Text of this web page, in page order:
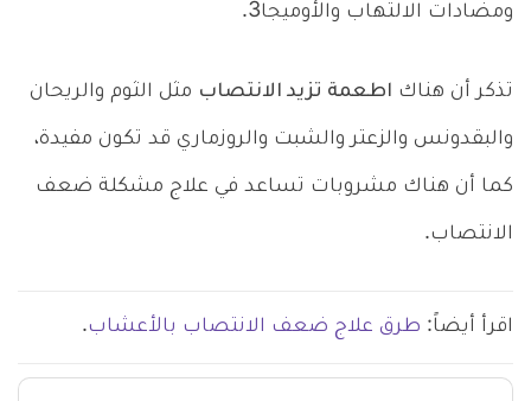
ومضادات الالتهاب والأوميجا3.
تذكر أن هناك اطعمة تزيد الانتصاب مثل الثوم والريحان
والبقدونس والزعتر والشبت والروزماري قد تكون مفيدة،
كما أن هناك مشروبات تساعد في علاج مشكلة ضعف
الانتصاب.
اقرأ أيضاً: طرق علاج ضعف الانتصاب بالأعشاب.